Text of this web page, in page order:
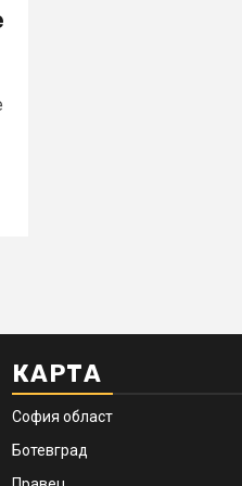
КАРТА
София област
Ботевград